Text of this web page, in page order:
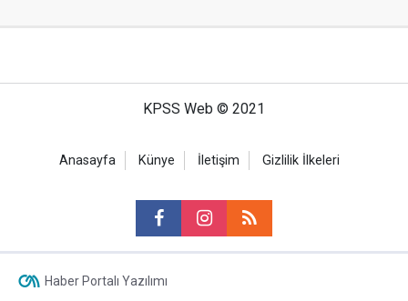
KPSS Web © 2021
Anasayfa Künye İletişim Gizlilik İlkeleri
Haber Portalı Yazılımı